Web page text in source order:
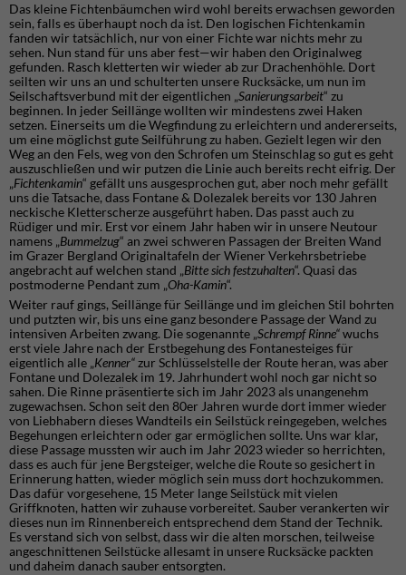
Das kleine Fichtenbäumchen wird wohl bereits erwachsen geworden
sein, falls es überhaupt noch da ist. Den logischen Fichtenkamin
fanden wir tatsächlich, nur von einer Fichte war nichts mehr zu
sehen. Nun stand für uns aber fest—wir haben den Originalweg
gefunden. Rasch kletterten wir wieder ab zur Drachenhöhle. Dort
seilten wir uns an und schulterten unsere Rucksäcke, um nun im
Seilschaftsverbund mit der eigentlichen „Sanierungsarbeit“ zu
beginnen. In jeder Seillänge wollten wir mindestens zwei Haken
setzen. Einerseits um die Wegfindung zu erleichtern und andererseits,
um eine möglichst gute Seilführung zu haben. Gezielt legen wir den
Weg an den Fels, weg von den Schrofen um Steinschlag so gut es geht
auszuschließen und wir putzen die Linie auch bereits recht eifrig. Der
„Fichtenkamin“ gefällt uns ausgesprochen gut, aber noch mehr gefällt
uns die Tatsache, dass Fontane & Dolezalek bereits vor 130 Jahren
neckische Kletterscherze ausgeführt haben. Das passt auch zu
Rüdiger und mir. Erst vor einem Jahr haben wir in unsere Neutour
namens „Bummelzug“ an zwei schweren Passagen der Breiten Wand
im Grazer Bergland Originaltafeln der Wiener Verkehrsbetriebe
angebracht auf welchen stand „Bitte sich festzuhalten“. Quasi das
postmoderne Pendant zum „Oha-Kamin“.
Weiter rauf gings, Seillänge für Seillänge und im gleichen Stil bohrten
und putzten wir, bis uns eine ganz besondere Passage der Wand zu
intensiven Arbeiten zwang. Die sogenannte „Schrempf Rinne“wuchs
erst viele Jahre nach der Erstbegehung des Fontanesteiges für
eigentlich alle „Kenner“zur Schlüsselstelle der Route heran, was aber
Fontane und Dolezalek im 19. Jahrhundert wohl noch gar nicht so
sahen. Die Rinne präsentierte sich im Jahr 2023 als unangenehm
zugewachsen. Schon seit den 80er Jahren wurde dort immer wieder
von Liebhabern dieses Wandteils ein Seilstück reingegeben, welches
Begehungen erleichtern oder gar ermöglichen sollte. Uns war klar,
diese Passage mussten wir auch im Jahr 2023 wieder so herrichten,
dass es auch für jene Bergsteiger, welche die Route so gesichert in
Erinnerung hatten, wieder möglich sein muss dort hochzukommen.
Das dafür vorgesehene, 15 Meter lange Seilstück mit vielen
Griffknoten, hatten wir zuhause vorbereitet. Sauber verankerten wir
dieses nun im Rinnenbereich entsprechend dem Stand der Technik.
Es verstand sich von selbst, dass wir die alten morschen, teilweise
angeschnittenen Seilstücke allesamt in unsere Rucksäcke packten
und daheim danach sauber entsorgten.